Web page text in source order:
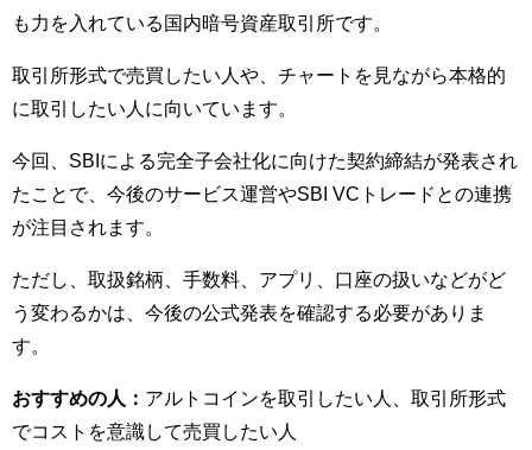
も力を入れている国内暗号資産取引所です。
取引所形式で売買したい人や、チャートを見ながら本格的
に取引したい人に向いています。
今回、SBIによる完全子会社化に向けた契約締結が発表され
たことで、今後のサービス運営やSBI VCトレードとの連携
が注目されます。
ただし、取扱銘柄、手数料、アプリ、口座の扱いなどがど
う変わるかは、今後の公式発表を確認する必要がありま
す。
おすすめの人： アルトコインを取引したい人、取引所形式
でコストを意識して売買したい人